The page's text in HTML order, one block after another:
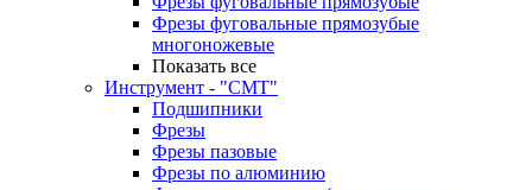
Фрезы фуговальные прямозубые
многоножевые
Показать все
Инструмент - "СМТ"
Подшипники
Фрезы
Фрезы пазовые
Фрезы по алюминию